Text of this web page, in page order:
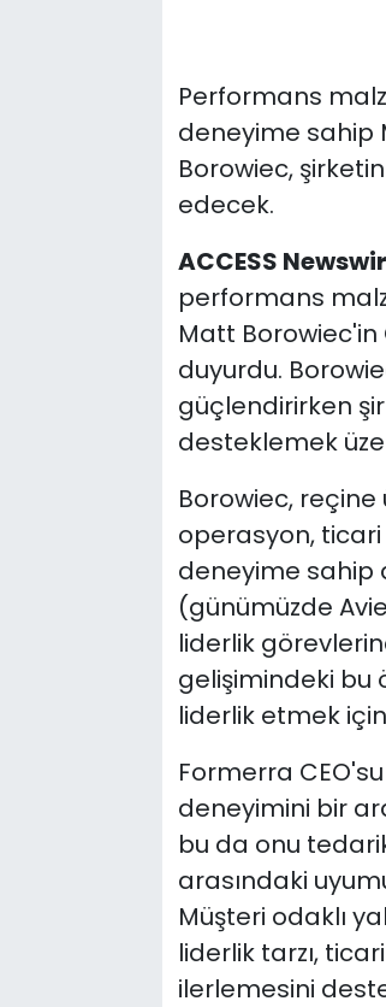
Performans
deneyime sahip
Borowiec,
edecek.
ACCESS
performans
Matt Borowiec'in
duyurdu.
güçlendirirken
desteklemek
Borowiec, reçine
operasyon, ticari
deneyime sahip
(günümüzde
liderlik
gelişimindeki bu
liderlik etmek
Formerra
deneyimini bir
bu da onu
arasındaki
Müşteri odaklı
liderlik tarzı,
ilerlemesini